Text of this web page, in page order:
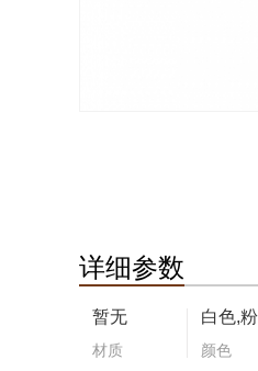
详细参数
暂无
材质
白色,
颜色